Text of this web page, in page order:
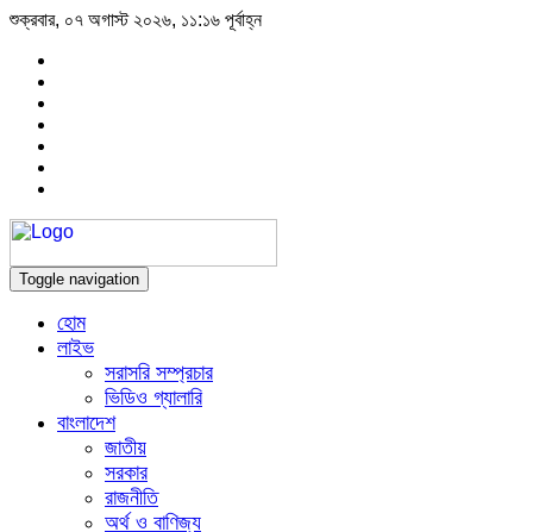
শুক্রবার, ০৭ অগাস্ট ২০২৬, ১১:১৬ পূর্বাহ্ন
Toggle navigation
হোম
লাইভ
সরাসরি সম্প্রচার
ভিডিও গ্যালারি
বাংলাদেশ
জাতীয়
সরকার
রাজনীতি
অর্থ ও বাণিজ্য